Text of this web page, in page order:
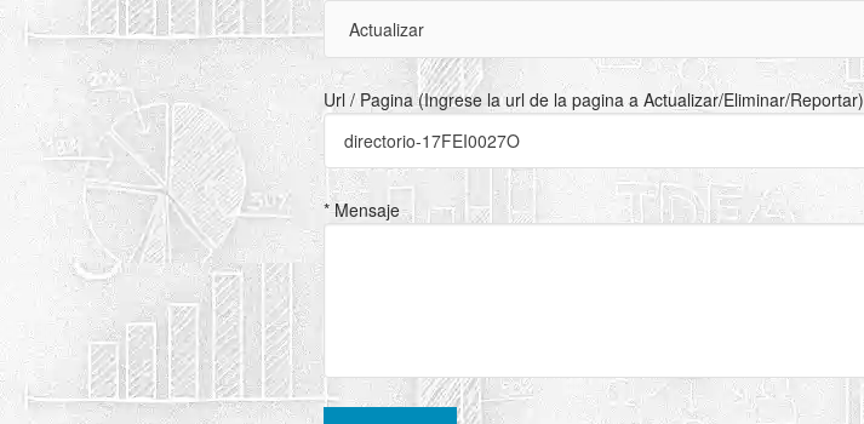
Url / Pagina (Ingrese la url de la pagina a Actualizar/Eliminar/Reportar)
* Mensaje